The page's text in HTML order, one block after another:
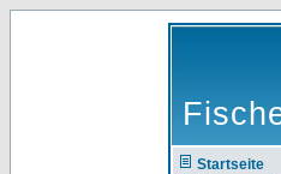
Startseite